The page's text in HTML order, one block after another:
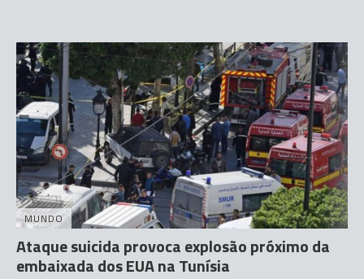
MUNDO
Ataque suicida provoca explosão próximo da
embaixada dos EUA na Tunísia